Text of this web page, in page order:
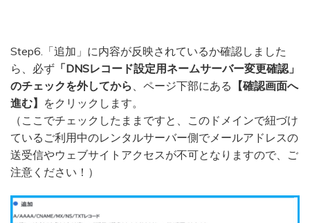
Step6.「追加」に内容が反映されているか確認しました
ら、必ず 「DNSレコード設定用ネームサーバー変更確認」
のチェックを外してから 、ページ下部にある 【確認画面へ
進む】 をクリックします。
（ここでチェックしたままですと、このドメインで紐づけ
ているご利用中のレンタルサーバー側でメールアドレスの
送受信やウェブサイトアクセスが不可となりますので、ご
注意ください！）